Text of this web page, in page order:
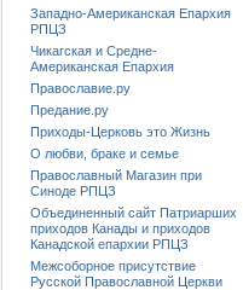
Западно-Американская Епархия
РПЦЗ
Чикагская и Средне-
Американская Епархия
Православие.ру
Предание.ру
Приходы-Церковь это Жизнь
О любви, браке и семье
Православный Магазин при
Синоде РПЦЗ
Объединенный сайт Патриарших
приходов Канады и приходов
Канадской епархии РПЦЗ
Межсоборное присутствие
Русской Православной Церкви